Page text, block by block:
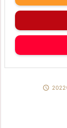
 2022